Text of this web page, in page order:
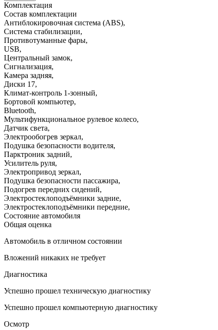
Комплектация
Состав комплектации
Антиблокировочная система (ABS),
Система стабилизации,
Противотуманные фары,
USB,
Центральный замок,
Сигнализация,
Камера задняя,
Диски 17,
Климат-контроль 1-зонный,
Бортовой компьютер,
Bluetooth,
Мультифункциональное рулевое колесо,
Датчик света,
Электрообогрев зеркал,
Подушка безопасности водителя,
Парктроник задний,
Усилитель руля,
Электропривод зеркал,
Подушка безопасности пассажира,
Подогрев передних сидений,
Электростеклоподъёмники задние,
Электростеклоподъёмники передние,
Состояние автомобиля
Общая оценка
Автомобиль в отличном состоянии
Вложений никаких не требует
Диагностика
Успешно прошел техническую диагностику
Успешно прошел компьютерную диагностику
Осмотр